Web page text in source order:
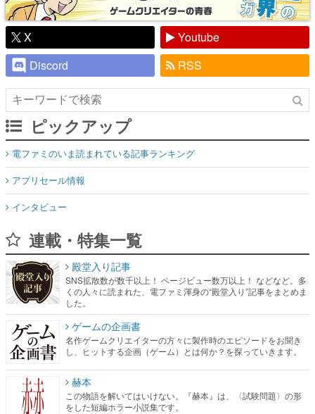
X
Youtube
Discord
RSS
ピックアップ
電ファミのいま読まれている記事ランキング
アプリセール情報
インタビュー
連載・特集一覧
殿堂入り記事
SNS拡散数が数千以上！ ページビュー数万以上！ などなど。多
くの人々に読まれた、電ファミ渾身の“殿堂入り”記事をまとめま
した。
ゲームの企画書
名作ゲームクリエイターの方々に製作時のエピソードをお聞き
し、ヒットする企画（ゲーム）とは何か？を探っていきます。
赫本
この物語を解いてはいけない。『赫本』は、〈試験問題〉の形
をした短編ホラー小説集です。